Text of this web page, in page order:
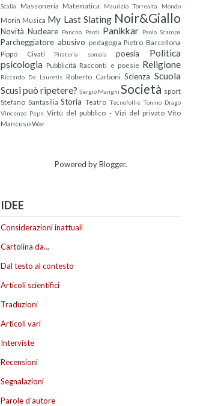
Scalia
Massoneria Matematica Maurizio Torrealta Mondo
Morin Musica My Last Slating Noir&Giallo
Novità Nucleare Pancho Pardi Panikkar Paolo Scampa
Parcheggiatore abusivo pedagogia Pietro Barcellona
Pippo Civati
Pirateria somala poesia
Politica
psicologia Pubblicità Racconti e poesie Religione
Riccardo De Lauretis Roberto Carboni Scienza Scuola
Scusi può ripetere? Sergio Manghi Società sport
Stefano Santasilia Storia Teatro Tecnofollie Tonino Drago
Vincenzo Pepe Virtù del pubblico - Vizi del privato Vito
MancusoWar
Powered byBlogger.
IDEE
Considerazioni inattuali
Cartolina da...
Dal testo al contesto
Articoli scientifici
Traduzioni
Articoli vari
Interviste
Recensioni
Segnalazioni
Parole d'autore